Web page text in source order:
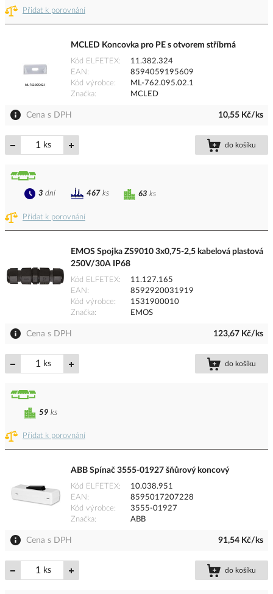
Přidat k porovnání
MCLED Koncovka pro PE s otvorem stříbrná
Kód ELFETEX
11.382.324
EAN
8594059195609
Kód výrobce
ML-762.095.02.1
Značka
MCLED
Cena s DPH 10,55 Kč/ks
ks do košíku
Přidat k porovnání
63 ks
3 dní 467 ks
EMOS Spojka ZS9010 3x0,75-2,5 kabelová plastová
250V/30A IP68
Kód ELFETEX
11.127.165
EAN
8592920031919
Kód výrobce
1531900010
Značka
EMOS
Cena s DPH 123,67 Kč/ks
ks do košíku
Přidat k porovnání
59 ks
ABB Spínač 3555-01927 šňůrový koncový
Kód ELFETEX
10.038.951
EAN
8595017207228
Kód výrobce
3555-01927
Značka
ABB
Cena s DPH 91,54 Kč/ks
ks do košíku